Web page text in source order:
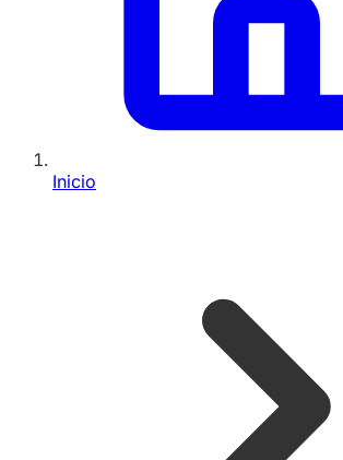
Inicio